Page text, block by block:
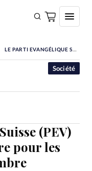
LE PARTI EVANGÉLIQUE SUISSE (PEV) DONNE SES MOTS D’ORDRE POUR LES VOTATIONS DU 30 NOVEMBRE
(PEV)
pour les
Société